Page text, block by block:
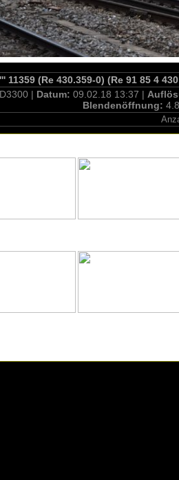
11359 (Re 430.359-0) (Re 91 85 4
| Datum: 09.02.18 13:37 |
Blendenöffnung: